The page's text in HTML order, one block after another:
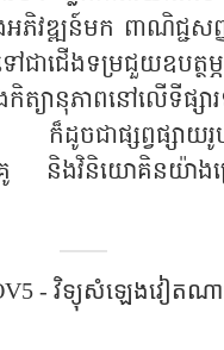
អភិវឌ្ឍន៍មក ពាណិជ្ជសញ្
ៅជាជើងទម្រជួយឧបត្
ត្យានុភាពនៅលើទីផ្សារ
ក៏ដូចជាផ្សព្វផ្សាយ
ងវិនិយោគិនយ៉ាងច្រ
- វិទ្យុសំឡេងវៀតណ